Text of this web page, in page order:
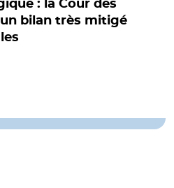
: la Cour des
bilan très mitigé